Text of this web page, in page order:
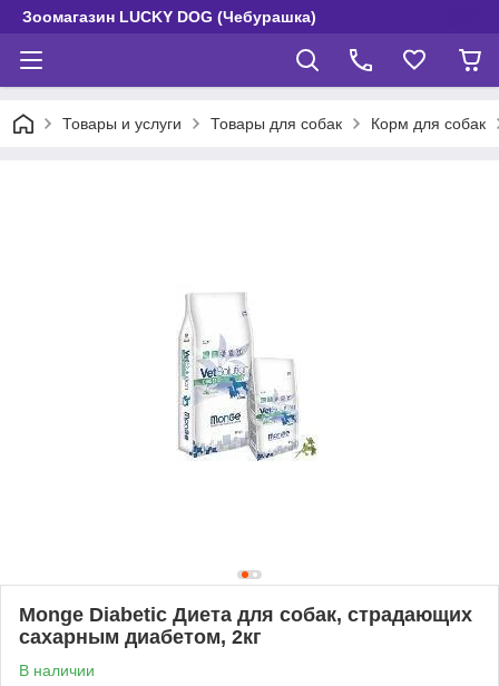
Зоомагазин LUCKY DOG (Чебурашка)
Товары и услуги Товары для собак Корм для собак
Monge Diabetic Диета для собак, страдающих
сахарным диабетом, 2кг
В наличии